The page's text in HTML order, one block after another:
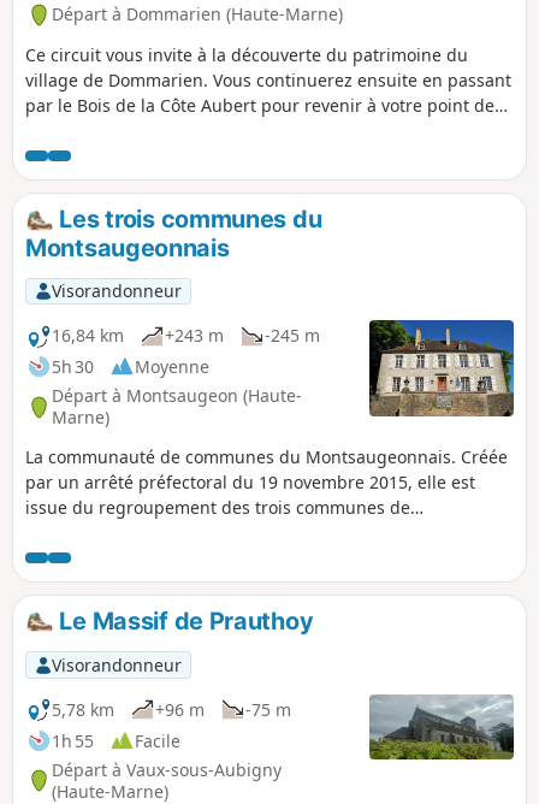
l'étape se termine à Langres, une cité
possède un patrimoine protégé qui
témoigne des différentes périodes de
l’Histoire.
Départ à Dommarien (Haute-Marne)
Ce circuit vous invite à la découverte du patrimoine du
village de Dommarien. Vous continuerez ensuite en passant
par le Bois de la Côte Aubert pour revenir à votre point de
village de Chassigny.Au passage, vous découvrirez le pont,
les lavoirs et les « patouillets » de Dommarien.
Les trois communes du
Montsaugeonnais
Visorandonneur
16,84 km
+243 m
-245 m
5h 30
Moyenne
Départ à Montsaugeon (Haute-
Marne)
La communauté de communes du Montsaugeonnais. Créée
par un arrêté préfectoral du 19 novembre 2015, elle est
issue du regroupement des trois communes de
devenues des communes déléguées. Son chef-lieu est fixé à
Prauthoy. Le circuit des trois communes vous fera passer
dans le bois de Montanson, très fréquenté à la floraison des
jonquilles de mars à fin avril. Et vous pourrez découvrir les
vignes du Montsaugeonnais.
Le Massif de Prauthoy
Visorandonneur
5,78 km
+96 m
-75 m
1h 55
Facile
Départ à Vaux-sous-Aubigny
(Haute-Marne)